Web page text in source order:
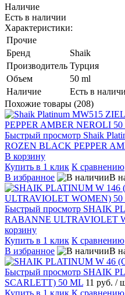
Наличие
Есть в наличии
Характеристики:
Прочие
Бренд
Shaik
Производитель Турция
Объем
50 ml
Наличие
Есть в
Похожие товары (208)
Быстрый просмотр Shaik
ROZEN BLACK PEPPER
В корзину
Купить в 1 клик К сравнению
В избранное
В
Быстрый просмотр SHAIK
RABANNE ULTRAVIOLET
корзину
Купить в 1 клик К сравнению
В избранное
В
Быстрый просмотр SHAIK
SCARLETT) 50 ML 11 руб. /
Купить в 1 клик К сравнению